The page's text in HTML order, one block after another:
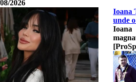
2026
Ioana
unde